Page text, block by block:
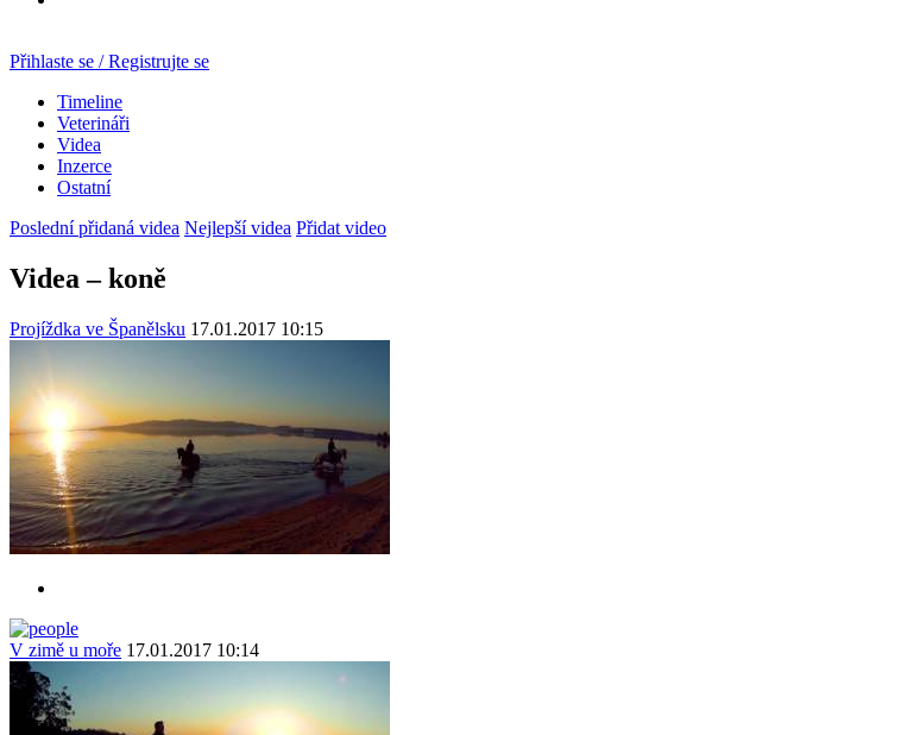
Přihlaste se / Registrujte se
Timeline
Veterináři
Videa
Inzerce
Ostatní
Poslední přidaná videa Nejlepší videa Přidat video
Videa – koně
Projíždka ve Španělsku 17.01.2017 10:15
V zimě u moře 17.01.2017 10:14